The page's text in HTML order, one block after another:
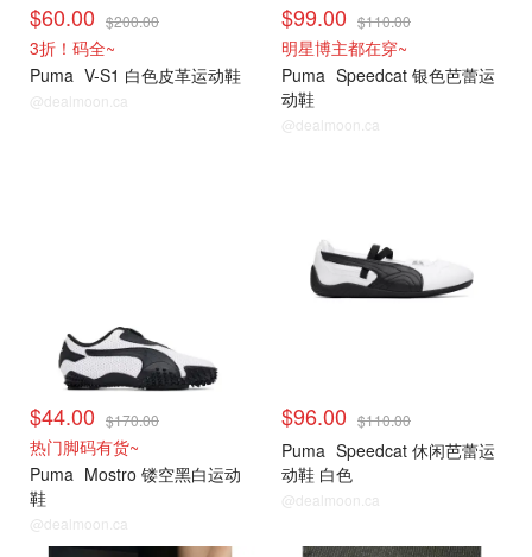
$60.00 $200.00
3折！码全~
Puma V-S1 白色皮革运动鞋
@dealmoon.ca
$99.00 $110.00
明星博主都在穿~
Puma Speedcat 银色芭蕾运
动鞋
@dealmoon.ca
$44.00 $170.00
热门脚码有货~
Puma Mostro 镂空黑白运动
鞋
@dealmoon.ca
$96.00 $110.00
Puma Speedcat 休闲芭蕾运
动鞋 白色
@dealmoon.ca